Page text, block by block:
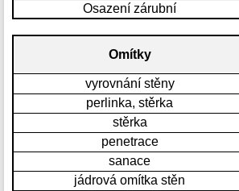
Osazení zárubní
Omítky
vyrovnání stěny
perlinka, stěrka
stěrka
penetrace
sanace
jádrová omítka stěn